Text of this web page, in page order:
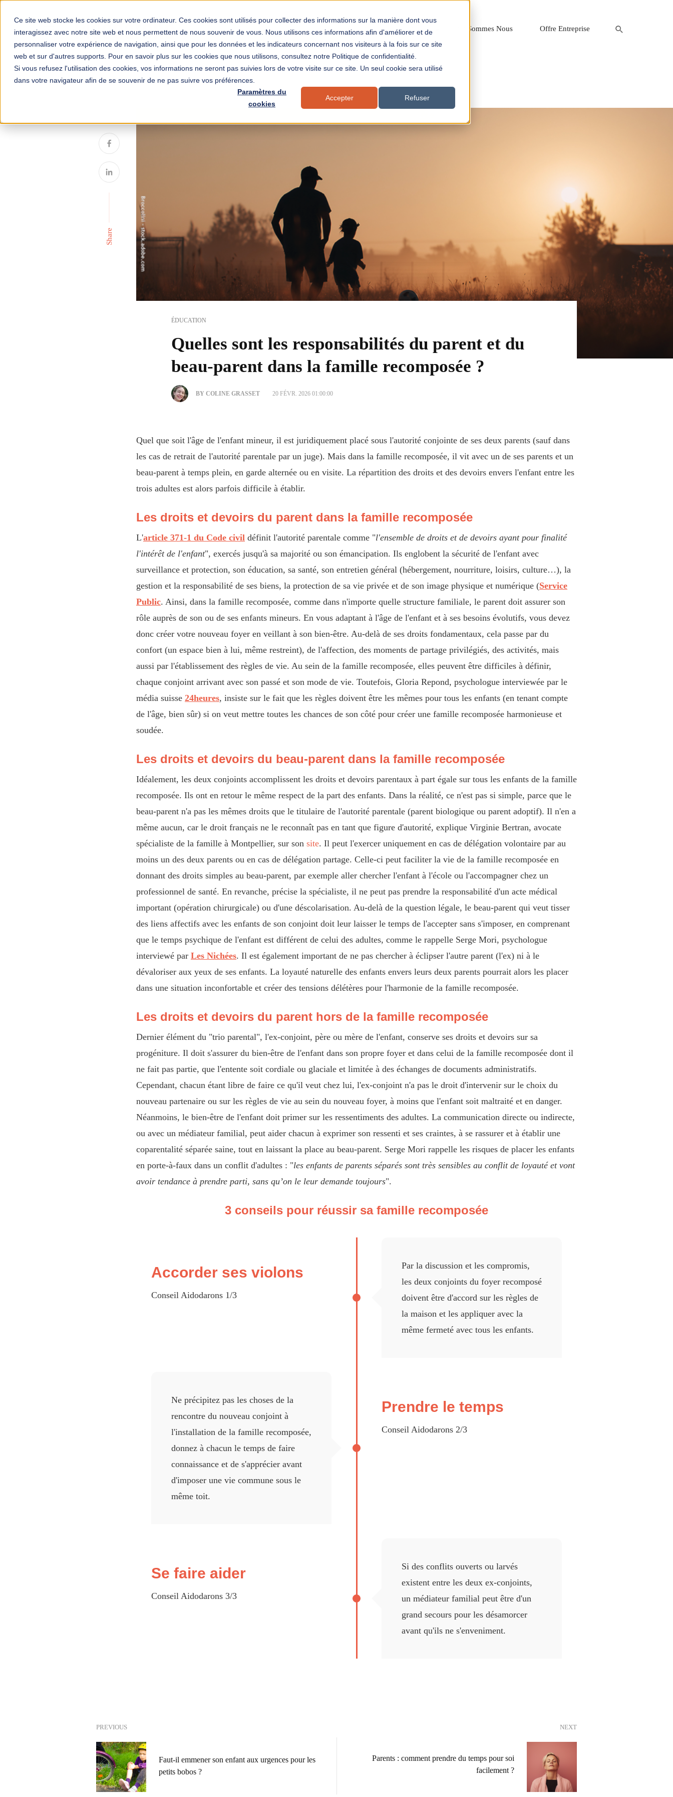
Ce site web stocke les cookies sur votre ordinateur. Ces cookies sont utilisés pour collecter des informations sur la manière dont vous
interagissez avec notre site web et nous permettent de nous souvenir de vous. Nous utilisons ces informations afin d'améliorer et de
personnaliser votre expérience de navigation, ainsi que pour les données et les indicateurs concernant nos visiteurs à la fois sur ce site
web et sur d'autres supports. Pour en savoir plus sur les cookies que nous utilisons, consultez notre Politique de confidentialité.
Si vous refusez l'utilisation des cookies, vos informations ne seront pas suivies lors de votre visite sur ce site. Un seul cookie sera utilisé
dans votre navigateur afin de se souvenir de ne pas suivre vos préférences.
Paramètres du
cookies
Accepter Refuser
Accueil Rubriques Qui Sommes Nous Offre Entreprise
ÉDUCATION
Quelles sont les responsabilités du parent et du
beau-parent dans la famille recomposée ?
BY COLINE GRASSET 20 FÉVR. 2026 01:00:00
Share
Quel que soit l'âge de l'enfant mineur, il est juridiquement placé sous l'autorité conjointe de ses deux parents (sauf dans
les cas de retrait de l'autorité parentale par un juge). Mais dans la famille recomposée, il vit avec un de ses parents et un
beau-parent à temps plein, en garde alternée ou en visite. La répartition des droits et des devoirs envers l'enfant entre les
trois adultes est alors parfois difficile à établir.
Les droits et devoirs du parent dans la famille recomposée
L'article 371-1 du Code civil définit l'autorité parentale comme "l'ensemble de droits et de devoirs ayant pour finalité
l'intérêt de l'enfant", exercés jusqu'à sa majorité ou son émancipation. Ils englobent la sécurité de l'enfant avec
surveillance et protection, son éducation, sa santé, son entretien général (hébergement, nourriture, loisirs, culture…), la
gestion et la responsabilité de ses biens, la protection de sa vie privée et de son image physique et numérique (Service
Public. Ainsi, dans la famille recomposée, comme dans n'importe quelle structure familiale, le parent doit assurer son
rôle auprès de son ou de ses enfants mineurs. En vous adaptant à l'âge de l'enfant et à ses besoins évolutifs, vous devez
donc créer votre nouveau foyer en veillant à son bien-être. Au-delà de ses droits fondamentaux, cela passe par du
confort (un espace bien à lui, même restreint), de l'affection, des moments de partage privilégiés, des activités, mais
aussi par l'établissement des règles de vie. Au sein de la famille recomposée, elles peuvent être difficiles à définir,
chaque conjoint arrivant avec son passé et son mode de vie. Toutefois, Gloria Repond, psychologue interviewée par le
média suisse 24heures, insiste sur le fait que les règles doivent être les mêmes pour tous les enfants (en tenant compte
de l'âge, bien sûr) si on veut mettre toutes les chances de son côté pour créer une famille recomposée harmonieuse et
soudée.
Les droits et devoirs du beau-parent dans la famille recomposée
Idéalement, les deux conjoints accomplissent les droits et devoirs parentaux à part égale sur tous les enfants de la famille
recomposée. Ils ont en retour le même respect de la part des enfants. Dans la réalité, ce n'est pas si simple, parce que le
beau-parent n'a pas les mêmes droits que le titulaire de l'autorité parentale (parent biologique ou parent adoptif). Il n'en a
même aucun, car le droit français ne le reconnaît pas en tant que figure d'autorité, explique Virginie Bertran, avocate
spécialiste de la famille à Montpellier, sur son site. Il peut l'exercer uniquement en cas de délégation volontaire par au
moins un des deux parents ou en cas de délégation partage. Celle-ci peut faciliter la vie de la famille recomposée en
donnant des droits simples au beau-parent, par exemple aller chercher l'enfant à l'école ou l'accompagner chez un
professionnel de santé. En revanche, précise la spécialiste, il ne peut pas prendre la responsabilité d'un acte médical
important (opération chirurgicale) ou d'une déscolarisation. Au-delà de la question légale, le beau-parent qui veut tisser
des liens affectifs avec les enfants de son conjoint doit leur laisser le temps de l'accepter sans s'imposer, en comprenant
que le temps psychique de l'enfant est différent de celui des adultes, comme le rappelle Serge Mori, psychologue
interviewé par Les Nichées. Il est également important de ne pas chercher à éclipser l'autre parent (l'ex) ni à le
dévaloriser aux yeux de ses enfants. La loyauté naturelle des enfants envers leurs deux parents pourrait alors les placer
dans une situation inconfortable et créer des tensions délétères pour l'harmonie de la famille recomposée.
Les droits et devoirs du parent hors de la famille recomposée
Dernier élément du "trio parental", l'ex-conjoint, père ou mère de l'enfant, conserve ses droits et devoirs sur sa
progéniture. Il doit s'assurer du bien-être de l'enfant dans son propre foyer et dans celui de la famille recomposée dont il
ne fait pas partie, que l'entente soit cordiale ou glaciale et limitée à des échanges de documents administratifs.
Cependant, chacun étant libre de faire ce qu'il veut chez lui, l'ex-conjoint n'a pas le droit d'intervenir sur le choix du
nouveau partenaire ou sur les règles de vie au sein du nouveau foyer, à moins que l'enfant soit maltraité et en danger.
Néanmoins, le bien-être de l'enfant doit primer sur les ressentiments des adultes. La communication directe ou indirecte,
ou avec un médiateur familial, peut aider chacun à exprimer son ressenti et ses craintes, à se rassurer et à établir une
coparentalité séparée saine, tout en laissant la place au beau-parent. Serge Mori rappelle les risques de placer les enfants
en porte-à-faux dans un conflit d'adultes : "les enfants de parents séparés sont très sensibles au conflit de loyauté et vont
avoir tendance à prendre parti, sans qu’on le leur demande toujours".
3 conseils pour réussir sa famille recomposée
Accorder ses violons
Conseil Aidodarons 1/3
Par la discussion et les compromis,
les deux conjoints du foyer recomposé
doivent être d'accord sur les règles de
la maison et les appliquer avec la
même fermeté avec tous les enfants.
Prendre le temps
Conseil Aidodarons 2/3
Ne précipitez pas les choses de la
rencontre du nouveau conjoint à
l'installation de la famille recomposée,
donnez à chacun le temps de faire
connaissance et de s'apprécier avant
d'imposer une vie commune sous le
même toit.
Se faire aider
Conseil Aidodarons 3/3
Si des conflits ouverts ou larvés
existent entre les deux ex-conjoints,
un médiateur familial peut être d'un
grand secours pour les désamorcer
avant qu'ils ne s'enveniment.
PREVIOUS
Faut-il emmener son enfant aux urgences pour les
petits bobos ?
NEXT
Parents : comment prendre du temps pour soi
facilement ?